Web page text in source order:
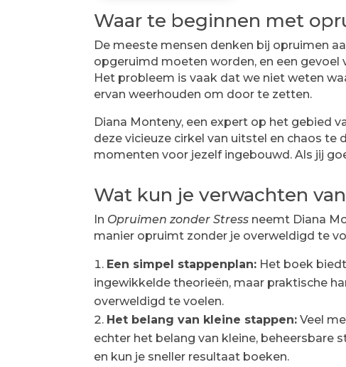
Waar te beginnen met
De meeste mensen denken bij opruimen
opgeruimd moeten worden, en een
Het probleem is vaak dat we niet weten
ervan weerhouden om door te zetten.
Diana Monteny, een expert op het gebied
deze vicieuze cirkel van uitstel en chaos
momenten voor jezelf ingebouwd. Als jij
Wat kun je verwachten van
In Opruimen zonder Stress neemt Diana
manier opruimt zonder je overweldigd te
Een simpel stappenplan: Het boek
ingewikkelde theorieën, maar praktische
overweldigd te voelen.
Het belang van kleine stappen: Veel
echter het belang van kleine, beheersbare
en kun je sneller resultaat boeken.